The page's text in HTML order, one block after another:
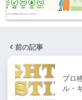
前の記事
プロ
ル・